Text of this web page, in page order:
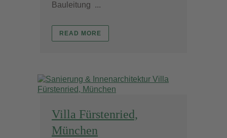
Bauleitung ...
READ MORE
Villa Fürstenried,
München